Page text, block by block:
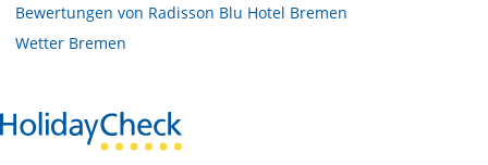
Bewertungen von Radisson Blu Hotel Bremen
Wetter Bremen